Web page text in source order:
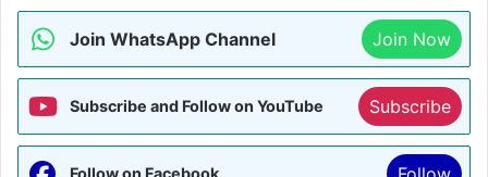
Join WhatsApp Channel Join Now
Subscribe and Follow on YouTube Subscribe
Follow on Facebook